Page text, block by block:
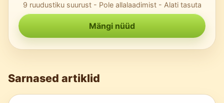
9 ruudustiku suurust - Pole allalaadimist - Alati tasuta
Mängi nüüd
Sarnased artiklid